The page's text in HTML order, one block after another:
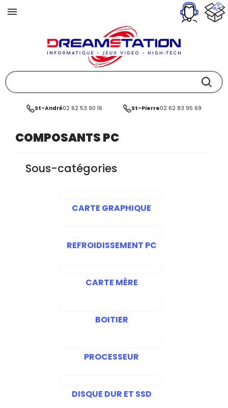
St-André02 62 53 90 16 St-Pierre02 62 83 95 69
COMPOSANTS PC
Sous-catégories
CARTE GRAPHIQUE
REFROIDISSEMENT PC
CARTE MÈRE
BOITIER
PROCESSEUR
DISQUE DUR ET SSD